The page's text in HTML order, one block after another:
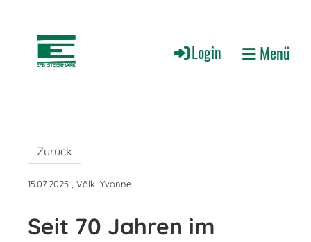
Login Menü
Zurück
15.07.2025 , Völkl Yvonne
Seit 70 Jahren im